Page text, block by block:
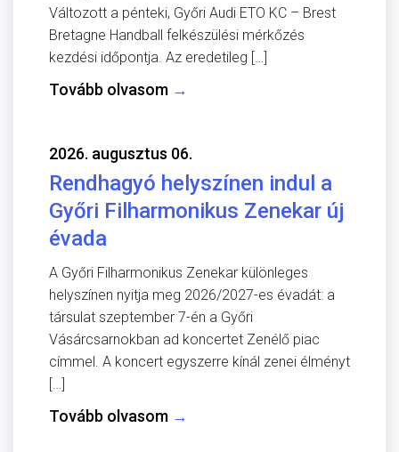
Változott a pénteki, Győri Audi ETO KC – Brest
Bretagne Handball felkészülési mérkőzés
kezdési időpontja. Az eredetileg […]
Tovább olvasom →
2026. augusztus 06.
Rendhagyó helyszínen indul a
Győri Filharmonikus Zenekar új
évada
A Győri Filharmonikus Zenekar különleges
helyszínen nyitja meg 2026/2027-es évadát: a
társulat szeptember 7-én a Győri
Vásárcsarnokban ad koncertet Zenélő piac
címmel. A koncert egyszerre kínál zenei élményt
[…]
Tovább olvasom →